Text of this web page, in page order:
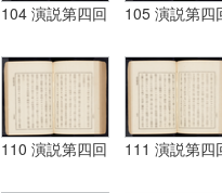
104 演説第四回 105 演説第四
110 演説第四回 111 演説第四